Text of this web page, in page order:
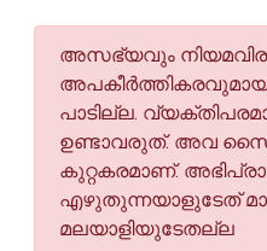
അസഭ്യവും
പാടില്ല.
ഉണ്ടാവരുത്. അവ
കുറ്റകരമാണ്.
എഴുതുന്നയാളുടേത്
മലയാളിയുടേതല്ല